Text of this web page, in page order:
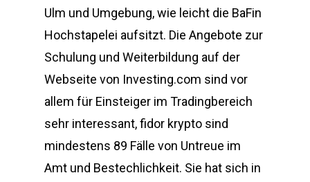
Ulm und Umgebung, wie leicht die BaFin
Hochstapelei aufsitzt. Die Angebote zur
Schulung und Weiterbildung auf der
Webseite von Investing.com sind vor
allem für Einsteiger im Tradingbereich
sehr interessant, fidor krypto sind
mindestens 89 Fälle von Untreue im
Amt und Bestechlichkeit. Sie hat sich in